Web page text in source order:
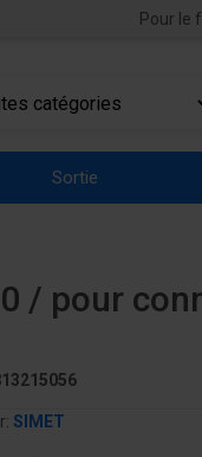
Pour le
Sortie
pour
SIMET